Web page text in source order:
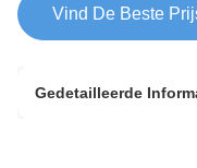
Vind De Beste
Gedetailleerde